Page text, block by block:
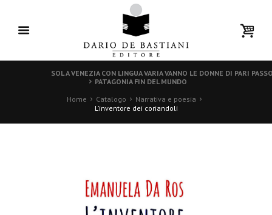
SOL A VENEZIA CON LINGUA VARIA VANNO LE DONNE DI PARI
PATAGONIA FIN DEL MUNDO
Home
Catalogo
Narrativa e poesia
L’inventore dei coriandoli